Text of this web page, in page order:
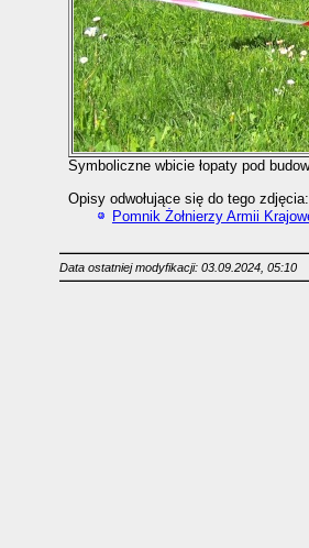
Symboliczne wbicie łopaty pod
Opisy odwołujące się do tego zdjęcia:
Pomnik Żołnierzy Armii
Data ostatniej modyfikacji: 03.09.2024, 05:10